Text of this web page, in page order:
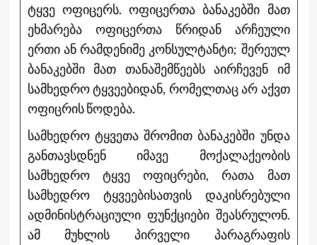
ტყვე ოფიცერს. ოფიცერთა ბანაკებში მათ
ეხმარება ოფიცერთა წრიდან არჩეული
ერთი ან რამდენიმე კონსულტანტი; შერეულ
ბანაკებში მათ თანაშემწეებს აირჩევენ იმ
სამხედრო ტყვეებიდან, რომელთაც არ აქვთ
ოფიცრის წოდება.
სამხედრო ტყვეთა შრომით ბანაკებში უნდა
განთავსდნენ იმავე მოქალაქეობის
სამხედრო ტყვე ოფიცრები, რათა მათ
სამხედრო ტყვეებისათვის დაკისრებული
ადმინისტრაციული ფუნქციები შეასრულონ.
ამ მუხლის პირველი პარაგრაფის